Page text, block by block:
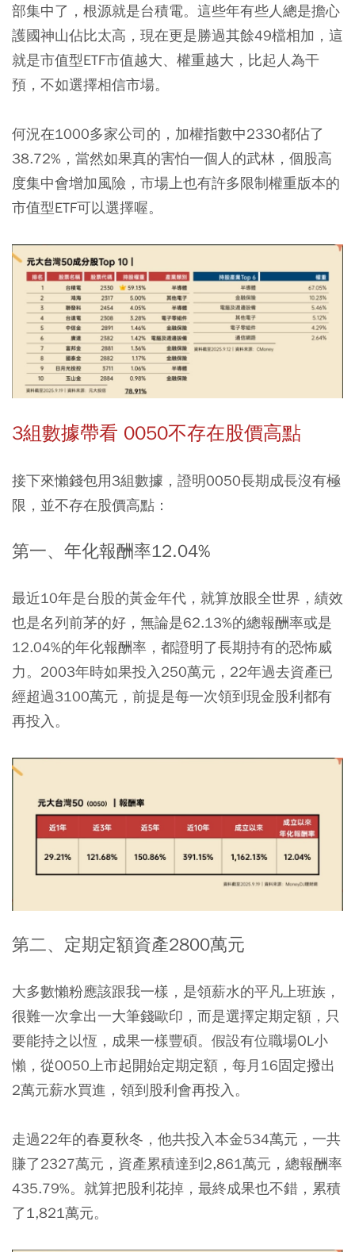
部集中了，根源就是台積電。這些年有些人總是擔心
護國神山佔比太高，現在更是勝過其餘49檔相加，這
就是市值型ETF市值越大、權重越大，比起人為干
預，不如選擇相信市場。
何況在1000多家公司的，加權指數中2330都佔了
38.72%，當然如果真的害怕一個人的武林，個股高
度集中會增加風險，市場上也有許多限制權重版本的
市值型ETF可以選擇喔。
3組數據帶看 0050不存在股價高點
接下來懶錢包用3組數據，證明0050長期成長沒有極
限，並不存在股價高點：
第一、年化報酬率12.04%
最近10年是台股的黃金年代，就算放眼全世界，績效
也是名列前茅的好，無論是62.13%的總報酬率或是
12.04%的年化報酬率，都證明了長期持有的恐怖威
力。2003年時如果投入250萬元，22年過去資產已
經超過3100萬元，前提是每一次領到現金股利都有
再投入。
第二、定期定額資產2800萬元
大多數懶粉應該跟我一樣，是領薪水的平凡上班族，
很難一次拿出一大筆錢歐印，而是選擇定期定額，只
要能持之以恆，成果一樣豐碩。假設有位職場OL小
懶，從0050上市起開始定期定額，每月16固定撥出
2萬元薪水買進，領到股利會再投入。
走過22年的春夏秋冬，他共投入本金534萬元，一共
賺了2327萬元，資產累積達到2,861萬元，總報酬率
435.79%。就算把股利花掉，最終成果也不錯，累積
了1,821萬元。